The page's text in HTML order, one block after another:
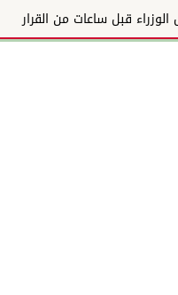
قبل ساعات من القرار